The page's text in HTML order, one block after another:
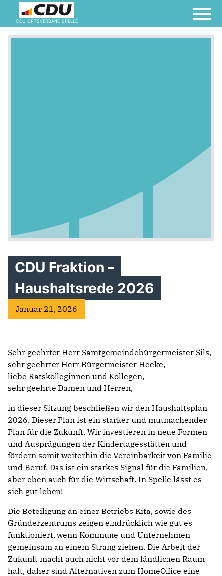
CDU ORTSVERBAND SPELLE
CDU Fraktion –
Haushaltsrede 2026
Januar 21, 2026
Sehr geehrter Herr Samtgemeindebürgermeister Sils,
sehr geehrter Herr Bürgermeister Heeke,
liebe Ratskolleginnen und Kollegen,
sehr geehrte Damen und Herren,
in dieser Sitzung beschließen wir den Haushaltsplan
2026. Dieser Plan ist ein starker und mutmachender
Plan für die Zukunft. Wir investieren in neue Formen
und Ausprägungen der Kindertagesstätten und
fördern somit weiterhin die Vereinbarkeit von Familie
und Beruf. Das ist ein starkes Signal für die Familien,
aber eben auch für die Wirtschaft. In Spelle lässt es
sich gut leben!
Die Beteiligung an einer Betriebs Kita, sowie des
Gründerzentrums zeigen eindrücklich wie gut es
funktioniert, wenn Kommune und Unternehmen
gemeinsam an einem Strang ziehen. Die Arbeit der
Zukunft macht auch nicht vor dem ländlichen Raum
halt, daher sind Alternativen zum HomeOffice eine